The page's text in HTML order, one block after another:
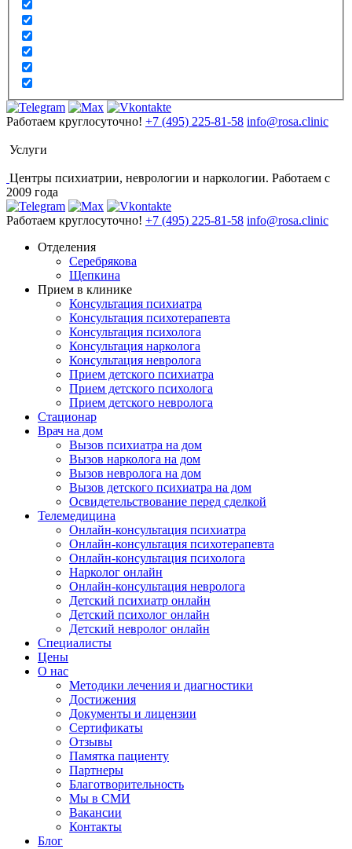
Работаем круглосуточно! +7 (495) 225-81-58 info@rosa.clinic
Услуги
Центры психиатрии, неврологии и наркологии. Работаем с
2009 года
Работаем круглосуточно! +7 (495) 225-81-58 info@rosa.clinic
Отделения
Серебрякова
Щепкина
Прием в клинике
Консультация психиатра
Консультация психотерапевта
Консультация психолога
Консультация нарколога
Консультация невролога
Прием детского психиатра
Прием детского психолога
Прием детского невролога
Стационар
Врач на дом
Вызов психиатра на дом
Вызов нарколога на дом
Вызов невролога на дом
Вызов детского психиатра на дом
Освидетельствование перед сделкой
Телемедицина
Онлайн-консультация психиатра
Онлайн-консультация психотерапевта
Онлайн-консультация психолога
Нарколог онлайн
Онлайн-консультация невролога
Детский психиатр онлайн
Детский психолог онлайн
Детский невролог онлайн
Специалисты
Цены
О нас
Методики лечения и диагностики
Достижения
Документы и лицензии
Сертификаты
Отзывы
Памятка пациенту
Партнеры
Благотворительность
Мы в СМИ
Вакансии
Контакты
Блог